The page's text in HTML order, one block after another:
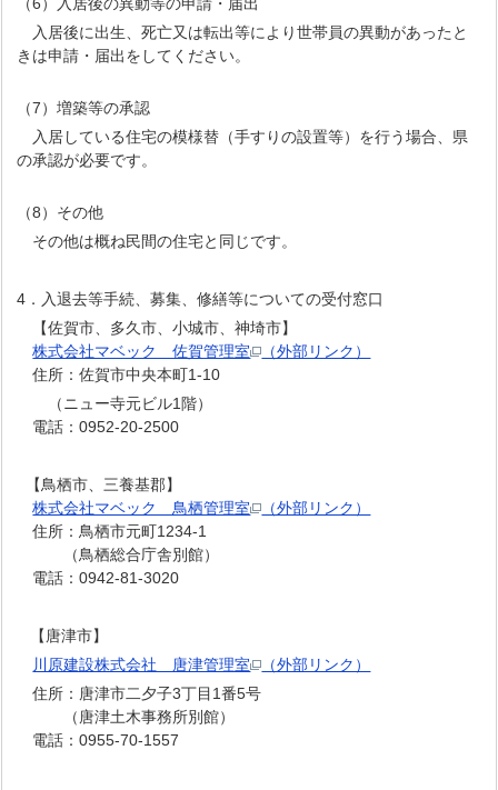
（6）入居後の異動等の申請・届出
入居後に出生、死亡又は転出等により世帯員の異動があったと
きは申請・届出をしてください。
（7）増築等の承認
入居している住宅の模様替（手すりの設置等）を行う場合、県
の承認が必要です。
（8）その他
その他は概ね民間の住宅と同じです。
4．入退去等手続、募集、修繕等についての受付窓口
【佐賀市、多久市、小城市、神埼市】
株式会社マベック 佐賀管理室
（外部リンク）
住所：佐賀市中央本町1-10
（ニュー寺元ビル1階）
電話：0952-20-2500
【鳥栖市、三養基郡】
株式会社マベック 鳥栖管理室
（外部リンク）
住所：鳥栖市元町1234-1
（鳥栖総合庁舎別館）
電話：0942-81-3020
【唐津市】
川原建設株式会社 唐津管理室
（外部リンク）
住所：唐津市二夕子3丁目1番5号
（唐津土木事務所別館）
電話：0955-70-1557